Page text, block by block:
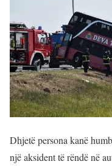
Dhjetë persona kanë
një aksident të rëndë në